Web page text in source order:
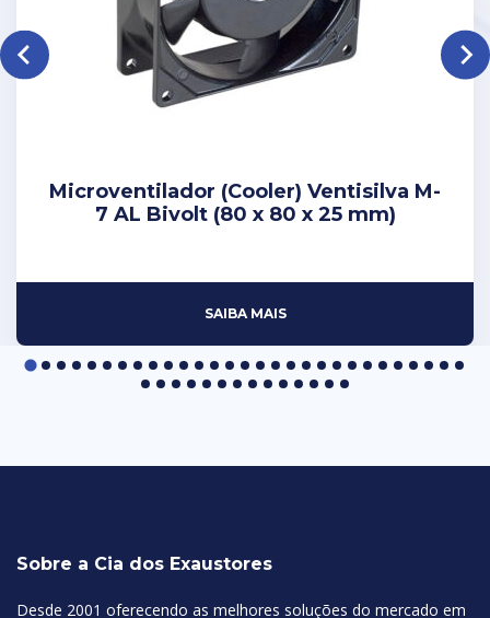
Microventilador (Cooler) Ventisilva M-
7 AL Bivolt (80 x 80 x 25 mm)
SAIBA MAIS
Sobre a Cia dos Exaustores
Desde 2001 oferecendo as melhores soluções do mercado em